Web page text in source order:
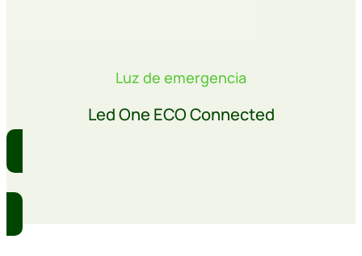
Luz de emergencia
Led One ECO Connected